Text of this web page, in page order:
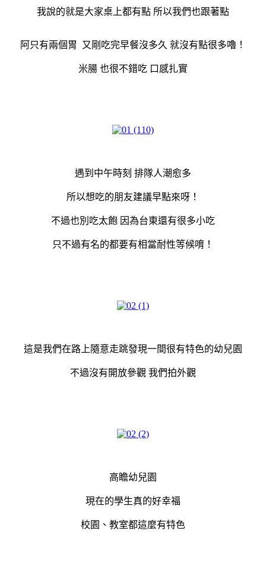
我說的就是大家桌上都有點 所以我們也跟著點
阿只有兩個胃 又剛吃完早餐沒多久 就沒有點很多嚕！
米腸 也很不錯吃 口感扎實
遇到中午時刻 排隊人潮愈多
所以想吃的朋友建議早點來呀！
不過也別吃太飽 因為台東還有很多小吃
只不過有名的都要有相當耐性等候唷！
這是我們在路上隨意走跳發現一間很有特色的幼兒園
不過沒有開放參觀 我們拍外觀
高瞻幼兒園
現在的學生真的好幸福
校園、教室都這麼有特色